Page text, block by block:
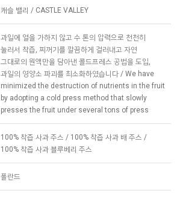
캐슬 밸리 / CASTLE VALLEY
과일에 열을 가하지 않고 수 톤의 압력으로 천천히
눌러서 착즙, 찌꺼기를 깔끔하게 걸러내고 자연
그대로의 원액만을 담아낸 콜드프레스 공법을 도입,
과일의 영양소 파괴를 최소화하였습니다 / We have
minimized the destruction of nutrients in the fruit
by adopting a cold press method that slowly
presses the fruit under several tons of press
100% 착즙 사과 주스 / 100% 착즙 사과 배 주스 /
100% 착즙 사과 블루베리 주스
폴란드